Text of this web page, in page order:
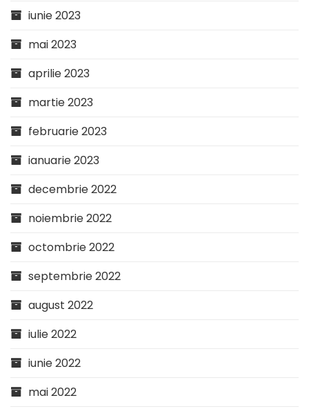
iunie 2023
mai 2023
aprilie 2023
martie 2023
februarie 2023
ianuarie 2023
decembrie 2022
noiembrie 2022
octombrie 2022
septembrie 2022
august 2022
iulie 2022
iunie 2022
mai 2022